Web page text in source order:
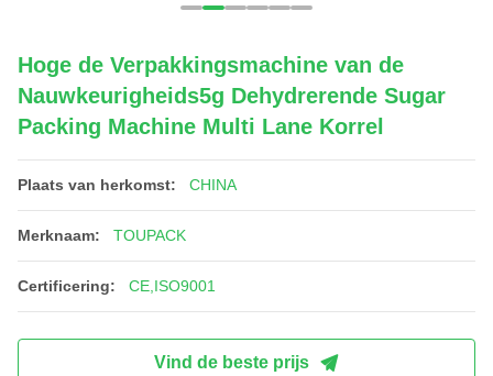
Hoge de Verpakkingsmachine van de
Nauwkeurigheids5g Dehydrerende Sugar
Packing Machine Multi Lane Korrel
Plaats van herkomst: CHINA
Merknaam: TOUPACK
Certificering: CE,ISO9001
Vind de beste prijs